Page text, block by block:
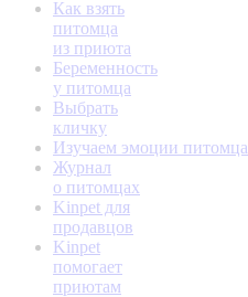
Как взять
питомца
из приюта
Беременность
у питомца
Выбрать
кличку
Изучаем эмоции питомца
Журнал
о питомцах
Kinpet для
продавцов
Kinpet
помогает
приютам